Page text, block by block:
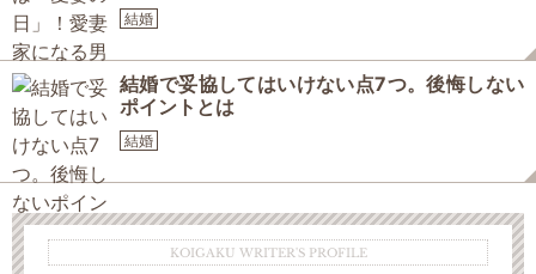
結婚
結婚で妥協してはいけない点7つ。後悔しない
ポイントとは
結婚
KOIGAKU WRITER'S PROFILE